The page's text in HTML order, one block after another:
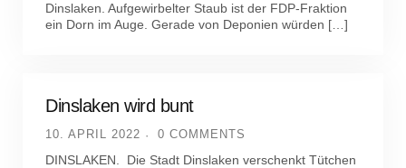
Dinslaken. Aufgewirbelter Staub ist der FDP-Fraktion
ein Dorn im Auge. Gerade von Deponien würden […]
Dinslaken wird bunt
10. APRIL 2022 0 COMMENTS
DINSLAKEN. Die Stadt Dinslaken verschenkt Tütchen